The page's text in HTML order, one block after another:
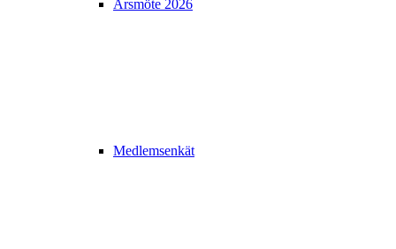
Årsmöte 2026
Medlemsenkät